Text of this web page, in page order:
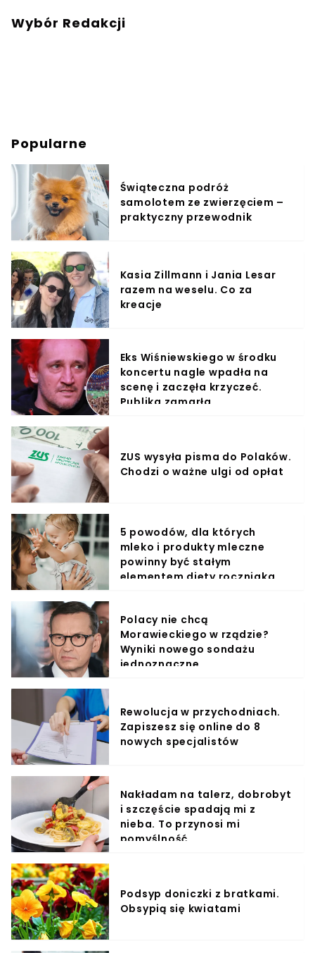
Wybór Redakcji
Popularne
Świąteczna podróż
samolotem ze zwierzęciem –
praktyczny przewodnik
Kasia Zillmann i Jania Lesar
razem na weselu. Co za
kreacje
Eks Wiśniewskiego w środku
koncertu nagle wpadła na
scenę i zaczęła krzyczeć.
Publika zamarła
ZUS wysyła pisma do Polaków.
Chodzi o ważne ulgi od opłat
5 powodów, dla których
mleko i produkty mleczne
powinny być stałym
elementem diety roczniaka
Polacy nie chcą
Morawieckiego w rządzie?
Wyniki nowego sondażu
jednoznaczne
Rewolucja w przychodniach.
Zapiszesz się online do 8
nowych specjalistów
Nakładam na talerz, dobrobyt
i szczęście spadają mi z
nieba. To przynosi mi
pomyślność
Podsyp doniczki z bratkami.
Obsypią się kwiatami